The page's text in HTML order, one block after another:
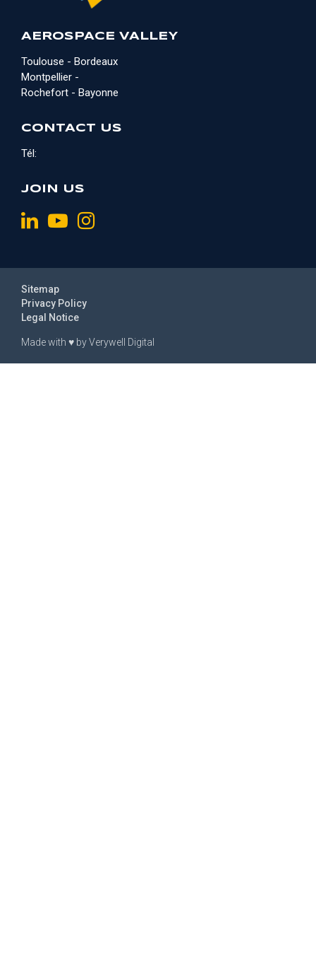
AEROSPACE VALLEY
Toulouse - Bordeaux
Montpellier -
Rochefort - Bayonne
CONTACT US
Tél:
JOIN US
Made with ♥ byVerywell Digital
Legal Notice
Privacy Policy
Sitemap